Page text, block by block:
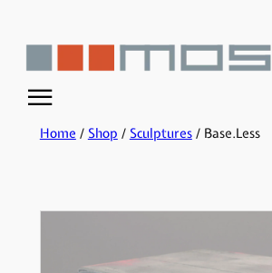
☰
Home / Shop / Sculptures/ Base.Less